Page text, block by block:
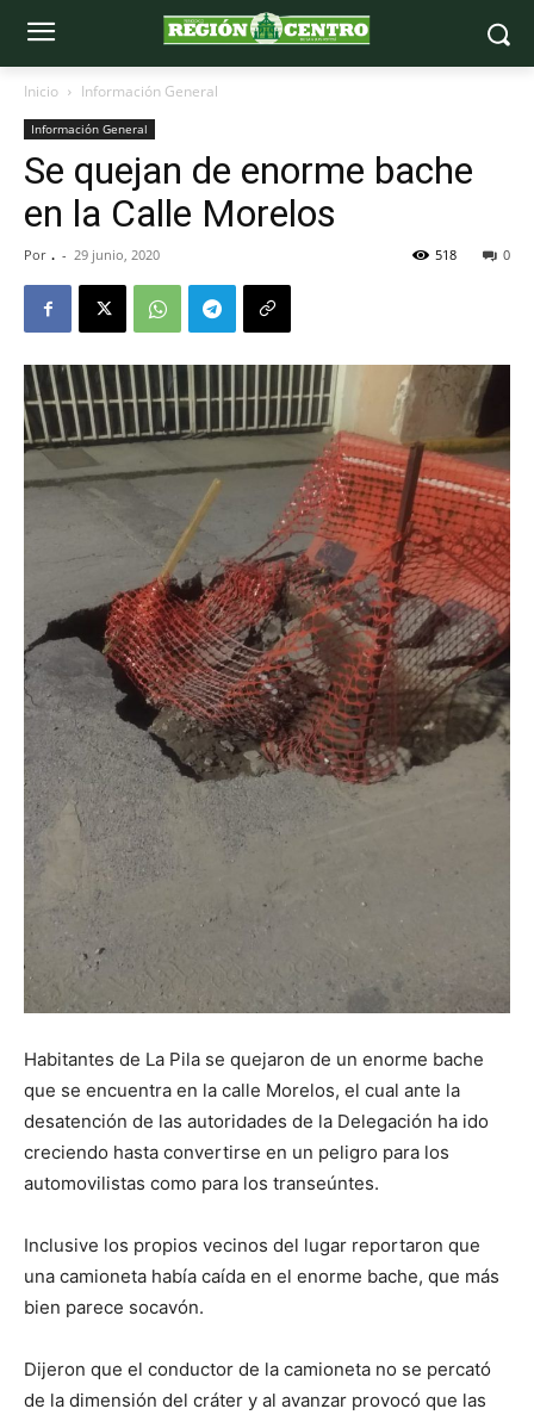
Inicio Información General
Información General
Se quejan de enorme bache
en la Calle Morelos
Por . - 29 junio, 2020 0
518
Habitantes de La Pila se quejaron de un enorme bache
que se encuentra en la calle Morelos, el cual ante la
desatención de las autoridades de la Delegación ha ido
creciendo hasta convertirse en un peligro para los
automovilistas como para los transeúntes.
Inclusive los propios vecinos del lugar reportaron que
una camioneta había caída en el enorme bache, que más
bien parece socavón.
Dijeron que el conductor de la camioneta no se percató
de la dimensión del cráter y al avanzar provocó que las